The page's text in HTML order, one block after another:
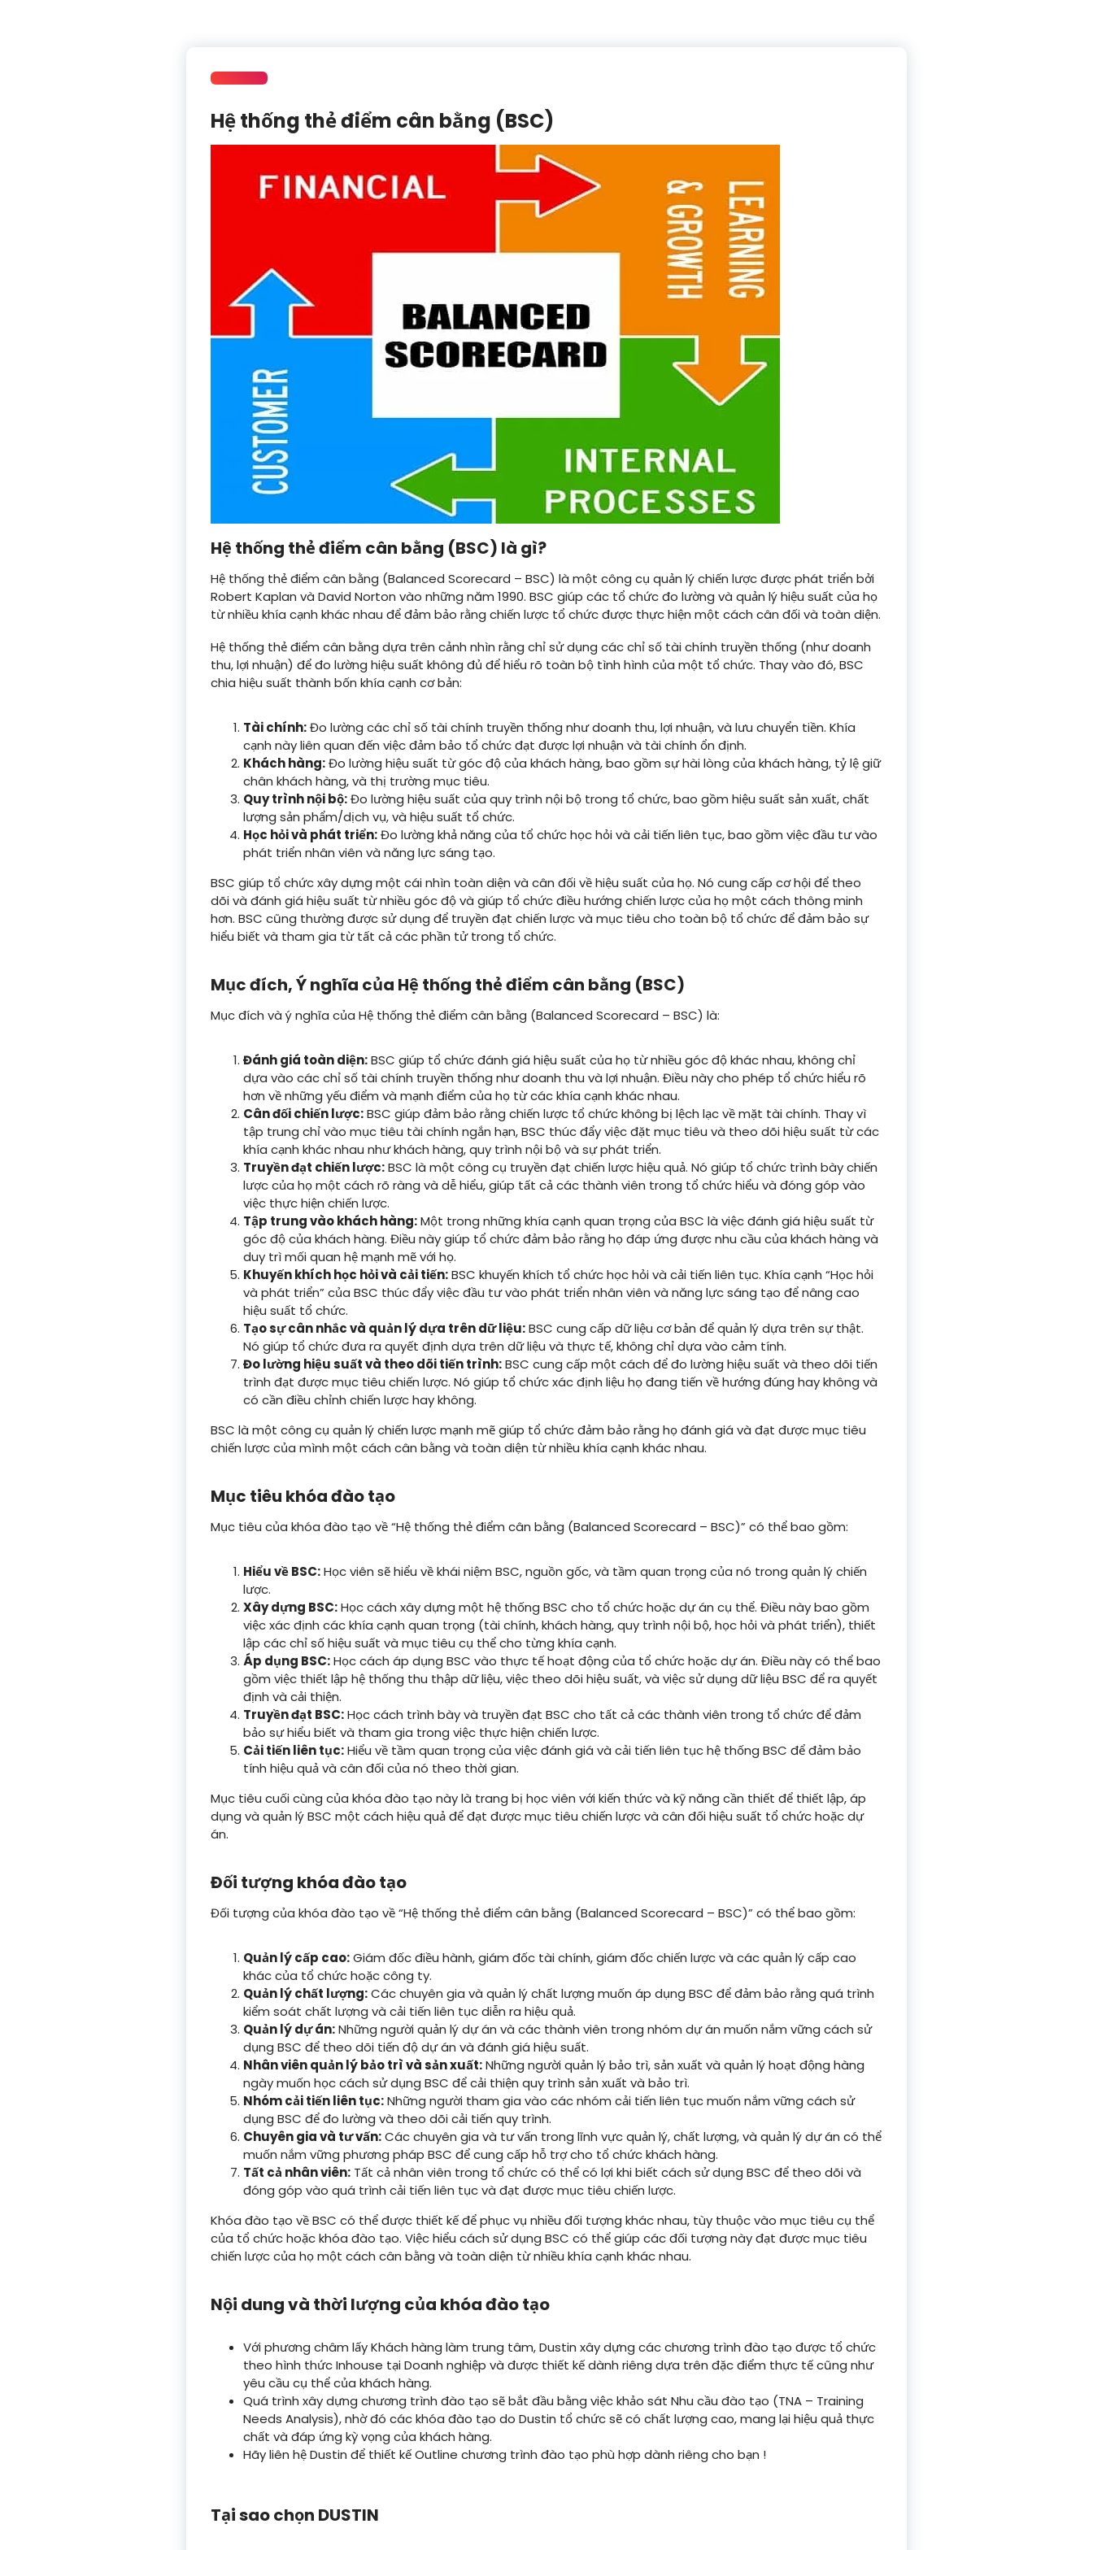
Hệ thống thẻ điểm cân bằng (BSC)
Hệ thống thẻ điểm cân bằng (BSC) là gì?
Hệ thống thẻ điểm cân bằng (Balanced Scorecard – BSC) là một công cụ quản lý chiến lược được phát triển bởi
Robert Kaplan và David Norton vào những năm 1990. BSC giúp các tổ chức đo lường và quản lý hiệu suất của họ
từ nhiều khía cạnh khác nhau để đảm bảo rằng chiến lược tổ chức được thực hiện một cách cân đối và toàn diện.
Hệ thống thẻ điểm cân bằng dựa trên cảnh nhìn rằng chỉ sử dụng các chỉ số tài chính truyền thống (như doanh
thu, lợi nhuận) để đo lường hiệu suất không đủ để hiểu rõ toàn bộ tình hình của một tổ chức. Thay vào đó, BSC
chia hiệu suất thành bốn khía cạnh cơ bản:
Tài chính:Đo lường các chỉ số tài chính truyền thống như doanh thu, lợi nhuận, và lưu chuyển tiền. Khía
cạnh này liên quan đến việc đảm bảo tổ chức đạt được lợi nhuận và tài chính ổn định.
Khách hàng:Đo lường hiệu suất từ góc độ của khách hàng, bao gồm sự hài lòng của khách hàng, tỷ lệ giữ
chân khách hàng, và thị trường mục tiêu.
Quy trình nội bộ:Đo lường hiệu suất của quy trình nội bộ trong tổ chức, bao gồm hiệu suất sản xuất, chất
lượng sản phẩm/dịch vụ, và hiệu suất tổ chức.
Học hỏi và phát triển:Đo lường khả năng của tổ chức học hỏi và cải tiến liên tục, bao gồm việc đầu tư vào
phát triển nhân viên và năng lực sáng tạo.
BSC giúp tổ chức xây dựng một cái nhìn toàn diện và cân đối về hiệu suất của họ. Nó cung cấp cơ hội để theo
dõi và đánh giá hiệu suất từ nhiều góc độ và giúp tổ chức điều hướng chiến lược của họ một cách thông minh
hơn. BSC cũng thường được sử dụng để truyền đạt chiến lược và mục tiêu cho toàn bộ tổ chức để đảm bảo sự
hiểu biết và tham gia từ tất cả các phần tử trong tổ chức.
Mục đích, Ý nghĩa của Hệ thống thẻ điểm cân bằng (BSC)
Mục đích và ý nghĩa của Hệ thống thẻ điểm cân bằng (Balanced Scorecard – BSC) là:
Đánh giá toàn diện:BSC giúp tổ chức đánh giá hiệu suất của họ từ nhiều góc độ khác nhau, không chỉ
dựa vào các chỉ số tài chính truyền thống như doanh thu và lợi nhuận. Điều này cho phép tổ chức hiểu rõ
hơn về những yếu điểm và mạnh điểm của họ từ các khía cạnh khác nhau.
Cân đối chiến lược:BSC giúp đảm bảo rằng chiến lược tổ chức không bị lệch lạc về mặt tài chính. Thay vì
tập trung chỉ vào mục tiêu tài chính ngắn hạn, BSC thúc đẩy việc đặt mục tiêu và theo dõi hiệu suất từ các
khía cạnh khác nhau như khách hàng, quy trình nội bộ và sự phát triển.
Truyền đạt chiến lược:BSC là một công cụ truyền đạt chiến lược hiệu quả. Nó giúp tổ chức trình bày chiến
lược của họ một cách rõ ràng và dễ hiểu, giúp tất cả các thành viên trong tổ chức hiểu và đóng góp vào
việc thực hiện chiến lược.
Tập trung vào khách hàng:Một trong những khía cạnh quan trọng của BSC là việc đánh giá hiệu suất từ
góc độ của khách hàng. Điều này giúp tổ chức đảm bảo rằng họ đáp ứng được nhu cầu của khách hàng và
duy trì mối quan hệ mạnh mẽ với họ.
Khuyến khích học hỏi và cải tiến:BSC khuyến khích tổ chức học hỏi và cải tiến liên tục. Khía cạnh “Học hỏi
và phát triển” của BSC thúc đẩy việc đầu tư vào phát triển nhân viên và năng lực sáng tạo để nâng cao
hiệu suất tổ chức.
Tạo sự cân nhắc và quản lý dựa trên dữ liệu:BSC cung cấp dữ liệu cơ bản để quản lý dựa trên sự thật.
Nó giúp tổ chức đưa ra quyết định dựa trên dữ liệu và thực tế, không chỉ dựa vào cảm tính.
Đo lường hiệu suất và theo dõi tiến trình:BSC cung cấp một cách để đo lường hiệu suất và theo dõi tiến
trình đạt được mục tiêu chiến lược. Nó giúp tổ chức xác định liệu họ đang tiến về hướng đúng hay không và
có cần điều chỉnh chiến lược hay không.
BSC là một công cụ quản lý chiến lược mạnh mẽ giúp tổ chức đảm bảo rằng họ đánh giá và đạt được mục tiêu
chiến lược của mình một cách cân bằng và toàn diện từ nhiều khía cạnh khác nhau.
Mục tiêu khóa đào tạo
Mục tiêu của khóa đào tạo về “Hệ thống thẻ điểm cân bằng (Balanced Scorecard – BSC)” có thể bao gồm:
Hiểu về BSC:Học viên sẽ hiểu về khái niệm BSC, nguồn gốc, và tầm quan trọng của nó trong quản lý chiến
lược.
Xây dựng BSC:Học cách xây dựng một hệ thống BSC cho tổ chức hoặc dự án cụ thể. Điều này bao gồm
việc xác định các khía cạnh quan trọng (tài chính, khách hàng, quy trình nội bộ, học hỏi và phát triển), thiết
lập các chỉ số hiệu suất và mục tiêu cụ thể cho từng khía cạnh.
Áp dụng BSC:Học cách áp dụng BSC vào thực tế hoạt động của tổ chức hoặc dự án. Điều này có thể bao
gồm việc thiết lập hệ thống thu thập dữ liệu, việc theo dõi hiệu suất, và việc sử dụng dữ liệu BSC để ra quyết
định và cải thiện.
Truyền đạt BSC:Học cách trình bày và truyền đạt BSC cho tất cả các thành viên trong tổ chức để đảm
bảo sự hiểu biết và tham gia trong việc thực hiện chiến lược.
Cải tiến liên tục:Hiểu về tầm quan trọng của việc đánh giá và cải tiến liên tục hệ thống BSC để đảm bảo
tính hiệu quả và cân đối của nó theo thời gian.
Mục tiêu cuối cùng của khóa đào tạo này là trang bị học viên với kiến thức và kỹ năng cần thiết để thiết lập, áp
dụng và quản lý BSC một cách hiệu quả để đạt được mục tiêu chiến lược và cân đối hiệu suất tổ chức hoặc dự
án.
Đối tượng khóa đào tạo
Đối tượng của khóa đào tạo về “Hệ thống thẻ điểm cân bằng (Balanced Scorecard – BSC)” có thể bao gồm:
Quản lý cấp cao:Giám đốc điều hành, giám đốc tài chính, giám đốc chiến lược và các quản lý cấp cao
khác của tổ chức hoặc công ty.
Quản lý chất lượng:Các chuyên gia và quản lý chất lượng muốn áp dụng BSC để đảm bảo rằng quá trình
kiểm soát chất lượng và cải tiến liên tục diễn ra hiệu quả.
Quản lý dự án:Những người quản lý dự án và các thành viên trong nhóm dự án muốn nắm vững cách sử
dụng BSC để theo dõi tiến độ dự án và đánh giá hiệu suất.
Nhân viên quản lý bảo trì và sản xuất:Những người quản lý bảo trì, sản xuất và quản lý hoạt động hàng
ngày muốn học cách sử dụng BSC để cải thiện quy trình sản xuất và bảo trì.
Nhóm cải tiến liên tục:Những người tham gia vào các nhóm cải tiến liên tục muốn nắm vững cách sử
dụng BSC để đo lường và theo dõi cải tiến quy trình.
Chuyên gia và tư vấn:Các chuyên gia và tư vấn trong lĩnh vực quản lý, chất lượng, và quản lý dự án có thể
muốn nắm vững phương pháp BSC để cung cấp hỗ trợ cho tổ chức khách hàng.
Tất cả nhân viên:Tất cả nhân viên trong tổ chức có thể có lợi khi biết cách sử dụng BSC để theo dõi và
đóng góp vào quá trình cải tiến liên tục và đạt được mục tiêu chiến lược.
Khóa đào tạo về BSC có thể được thiết kế để phục vụ nhiều đối tượng khác nhau, tùy thuộc vào mục tiêu cụ thể
của tổ chức hoặc khóa đào tạo. Việc hiểu cách sử dụng BSC có thể giúp các đối tượng này đạt được mục tiêu
chiến lược của họ một cách cân bằng và toàn diện từ nhiều khía cạnh khác nhau.
Nội dung và thời lượng của khóa đào tạo
Với phương châm lấy Khách hàng làm trung tâm, Dustin xây dựng các chương trình đào tạo được tổ chức
theo hình thức Inhouse tại Doanh nghiệp và được thiết kế dành riêng dựa trên đặc điểm thực tế cũng như
yêu cầu cụ thể của khách hàng.
Quá trình xây dựng chương trình đào tạo sẽ bắt đầu bằng việc khảo sát Nhu cầu đào tạo (TNA – Training
Needs Analysis), nhờ đó các khóa đào tạo do Dustin tổ chức sẽ có chất lượng cao, mang lại hiệu quả thực
chất và đáp ứng kỳ vọng của khách hàng.
Hãy liên hệ Dustin để thiết kế Outline chương trình đào tạo phù hợp dành riêng cho bạn !
Tại sao chọn DUSTIN